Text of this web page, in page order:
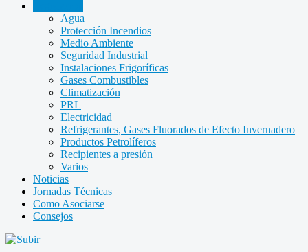
Agua
Protección Incendios
Medio Ambiente
Seguridad Industrial
Instalaciones Frigoríficas
Gases Combustibles
Climatización
PRL
Electricidad
Refrigerantes, Gases Fluorados de Efecto Invernadero
Productos Petrolíferos
Recipientes a presión
Varios
Noticias
Jornadas Técnicas
Como Asociarse
Consejos